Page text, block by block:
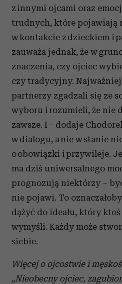
z innymi ojcami oraz
trudnych, które pojawiają
w kontakcie z dzieckiem i
zauważa jednak, że w
znaczenia, czy ojciec
czy tradycyjny.
partnerzy zgadzali się ze
wyboru i rozumieli, że nie
zawsze. I – dodaje
w dialogu, a nie w stanie
o obowiązki i przywileje.
ma dziś uniwersalnego
prognozują niektórzy –
nie pojawi. To
dążyć do ideału, który
wymyśli. Każdy może
siebie.
Więcej o ojcostwie i
„Nieobecny ojciec,